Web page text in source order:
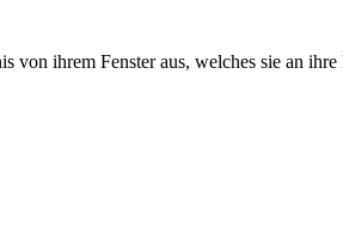
ihrem Fenster aus, welches sie an